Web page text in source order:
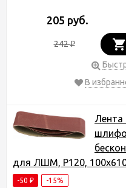
205 руб.
242₽
В
Лента
для ЛШМ, P120,
-50 ₽ -15%